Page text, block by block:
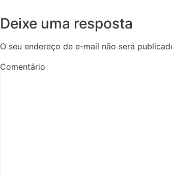
Deixe uma resposta
O seu endereço de e-mail não será
Comentário